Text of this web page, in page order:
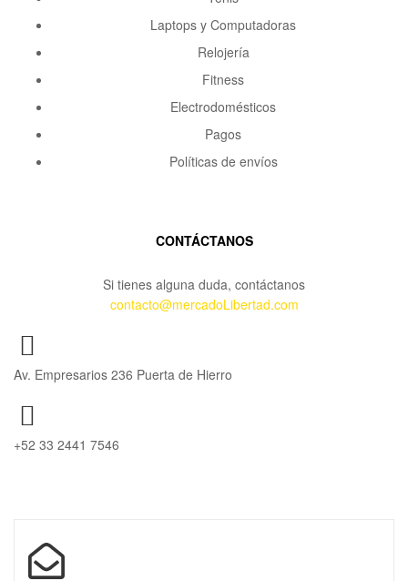
Laptops y Computadoras
Relojería
Fitness
Electrodomésticos
Pagos
Políticas de envíos
CONTÁCTANOS
Si tienes alguna duda, contáctanos
contacto@mercadoLibertad.com
Av. Empresarios 236 Puerta de Hierro
+52 33 2441 7546